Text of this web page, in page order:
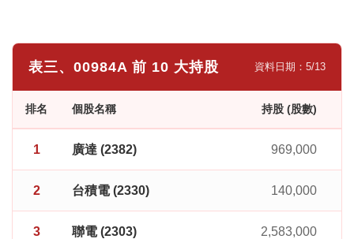
表三、00984A 前 10 大持股 資料日期：5/13
排名 個股名稱 持股 (股數)
1 廣達 (2382) 969,000
2 台積電 (2330) 140,000
3 聯電 (2303) 2,583,000